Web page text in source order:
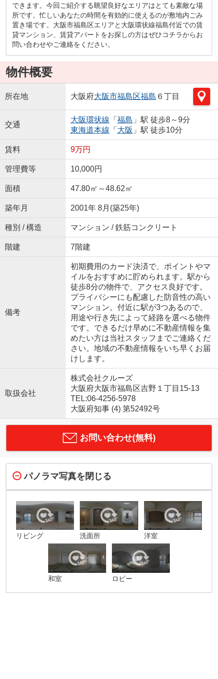
できます。今回ご紹介する眺望良好なエリアはとても素敵な場
所です。忙しいあなたの時間を有効的に使えるのが敷地内ごみ
置き場です。大阪市福島区エリアと大阪環状線福島付近での賃
貸マンション、賃貸アパートをお探しの方はぜひコチラからお
問い合わせやご連絡をください。
物件概要
所在地 大阪府大阪市福島区福島 ６丁目
交通
大阪環状線 「 福島 」駅 徒歩8～9分
東海道本線 「 大阪 」駅 徒歩10分
賃料 9万円
管理費等 10,000円
面積 47.80㎡～48.62㎡
築年月 2001年 8月(築25年)
種別 / 構造 マンション / 鉄筋コンクリート
階建 7階建
備考
初期費用のカード決済で、ポイントやマ
イルをおすすめに貯められます。駅から
徒歩8分の物件で、アクセス良好です。
プライバシーにも配慮した防音性の高い
マンション。付近に駅が3つあるので、
用途や行き先によって経路を選べる物件
です。できるだけ早めに不動産情報を集
めたい方は当社スタッフまでご連絡くだ
さい。地域の不動産情報をいち早くお届
けします。
取扱会社
株式会社クルーズ
大阪府大阪市福島区吉野１丁目15-13
TEL:06-4256-5978
大阪府知事 (4) 第52492号
お問い合わせ(無料)
パノラマ写真を閉じる
リビング 洗面所 洋室
和室 ロビー